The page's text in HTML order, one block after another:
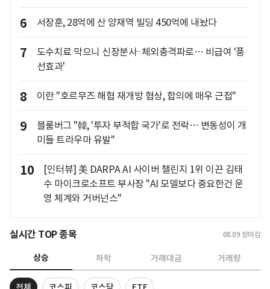
6 서장훈, 28억에 산 양재역 빌딩 450억에 내놨다
7
도수치료 막으니 신장분사·체외충격파로… 비급여 '풍
선효과'
8 이란 "호르무즈 해협 재개방 협상, 합의에 매우 근접"
9
블룸버그 "韓, '투자 부적합 국가'로 전락… 변동성이 개
미들 트라우마 유발"
10
[인터뷰] 美 DARPA AI 사이버 챌린지 1위 이끈 김태
수 마이크로소프트 부사장 "AI 모델보다 중요한건 운
영 체계와 거버넌스"
실시간 TOP 종목 08.09 장마감
상승 하락 거래대금 거래량